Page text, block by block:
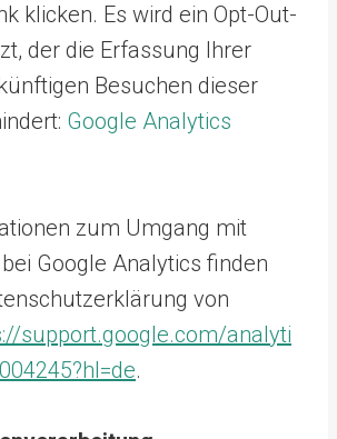
klicken. Es wird ein Opt-Out-
der die Erfassung Ihrer
Besuchen dieser
Google Analytics
zum Umgang mit
Google Analytics finden
von
support.google.com/analyti
.